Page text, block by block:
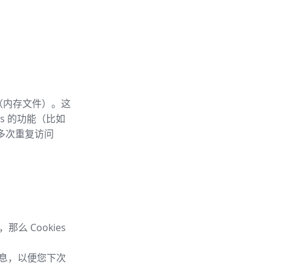
存文件）。这
的功能（比如
次重复访问
那么 Cookies
，以便您下次